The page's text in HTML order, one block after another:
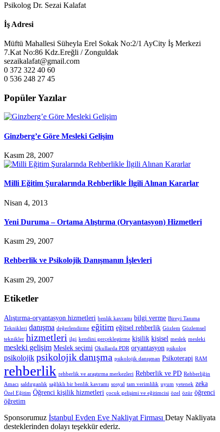
Psikolog Dr. Sezai Kalafat
İş Adresi
Müftü Mahallesi Süheyla Erel Sokak No:2/1 AyCity İş Merkezi
7.Kat No:86 Kdz.Ereğli / Zonguldak
sezaikalafat@gmail.com
0 372 322 40 60
0 536 248 27 45
Popüler Yazılar
Ginzberg’e Göre Mesleki Gelişim
Kasım 28, 2007
Milli Eğitim Şuralarında Rehberlikle İlgili Alınan Kararlar
Nisan 4, 2013
Yeni Duruma – Ortama Alıştırma (Oryantasyon) Hizmetleri
Kasım 29, 2007
Rehberlik ve Psikolojik Danışmanın İşlevleri
Kasım 29, 2007
Etiketler
Alıştırma-oryantasyon hizmetleri benlik kavramı bilgi verme Bireyi Tanıma
Teknikleri danışma değerlendirme eğitim eğitsel rehberlik Gözlem Gözlemsel
teknikler hizmetleri ilgi kendini gerçekleştirme kişilik kişisel meslek mesleki
mesleki gelişim Meslek seçimi Okullarda PDR oryantasyon psikolog
psikolojik psikolojik danışma psikolojik danışman Psikoterapi RAM
rehberlik rehberlik ve araştırma merkezleri Rehberlik ve PD Rehberliğin
Amacı saldırganlık sağlıklı bir benlik kavramı sosyal tam verimlilik uyum yetenek zeka
Özel Eğitim Öğrenci kişilik hizmetleri çocuk gelişimi ve eğitimcisi özel özür öğrenci
öğretim
Sponsorumuz İstanbul Evden Eve Nakliyat Firması Detay Nakliyata
desteklerinden dolayı teşekkür ederiz.